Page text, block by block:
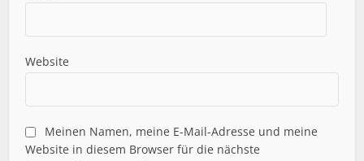
Website
Meinen Namen, meine E-Mail-Adresse und meine
Website in diesem Browser für die nächste